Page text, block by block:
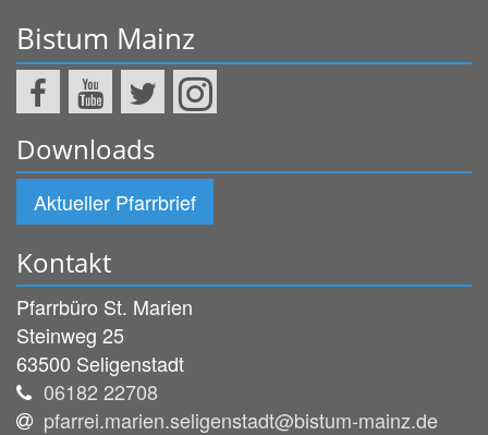
Bistum Mainz
Downloads
Aktueller Pfarrbrief
Kontakt
Pfarrbüro St. Marien
Steinweg 25
63500 Seligenstadt
06182 22708
pfarrei.marien.seligenstadt@bistum-mainz.de